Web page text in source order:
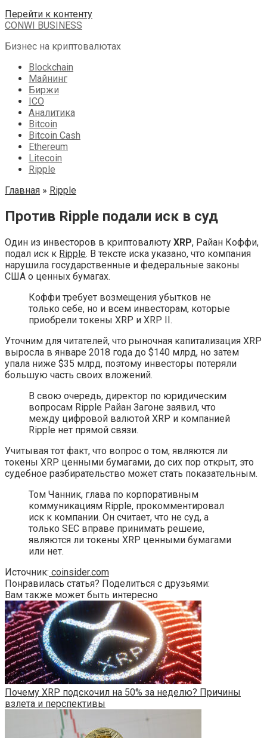
Перейти к контенту
CONWI BUSINESS
Бизнес на криптовалютах
Blockchain
Майнинг
Биржи
ICO
Аналитика
Bitcoin
Bitcoin Cash
Ethereum
Litecoin
Ripple
Главная » Ripple
Против Ripple подали иск в суд
Один из инвесторов в криптовалюту XRP, Райан Коффи,
подал иск к Ripple. В тексте иска указано, что компания
нарушила государственные и федеральные законы
США о ценных бумагах.
Коффи требует возмещения убытков не
только себе, но и всем инвесторам, которые
приобрели токены XRP и XRP II.
Уточним для читателей, что рыночная капитализация XRP
выросла в январе 2018 года до $140 млрд, но затем
упала ниже $35 млрд, поэтому инвесторы потеряли
большую часть своих вложений.
В свою очередь, директор по юридическим
вопросам Ripple Райан Загоне заявил, что
между цифровой валютой XRP и компанией
Ripple нет прямой связи.
Учитывая тот факт, что вопрос о том, являются ли
токены XRP ценными бумагами, до сих пор открыт, это
судебное разбирательство может стать показательным.
Том Чанник, глава по корпоративным
коммуникациям Ripple, прокомментировал
иск к компании. Он считает, что не суд, а
только SEC вправе принимать решеие,
являются ли токены XRP ценными бумагами
или нет.
Источник: coinsider.com
Понравилась статья? Поделиться с друзьями:
Вам также может быть интересно
Почему XRP подскочил на 50% за неделю? Причины
взлета и перспективы